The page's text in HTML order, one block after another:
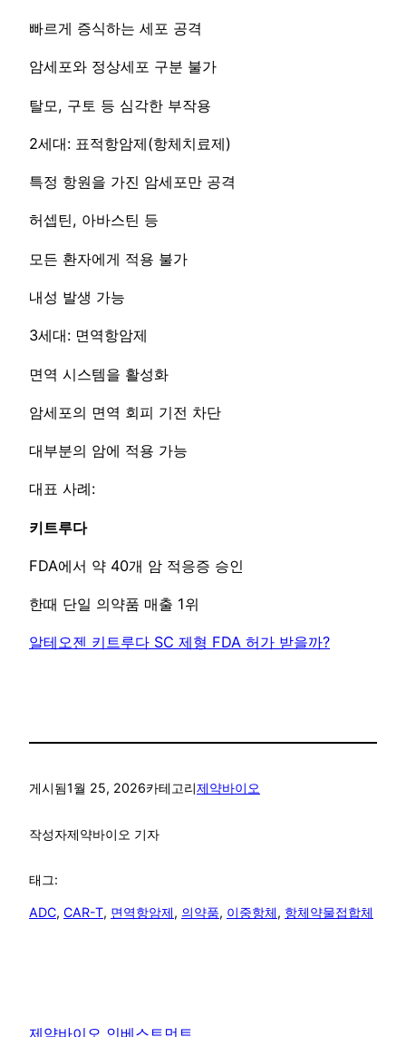
빠르게 증식하는 세포 공격
암세포와 정상세포 구분 불가
탈모, 구토 등 심각한 부작용
2세대: 표적항암제(항체치료제)
특정 항원을 가진 암세포만 공격
허셉틴, 아바스틴 등
모든 환자에게 적용 불가
내성 발생 가능
3세대: 면역항암제
면역 시스템을 활성화
암세포의 면역 회피 기전 차단
대부분의 암에 적용 가능
대표 사례:
키트루다
FDA에서 약 40개 암 적응증 승인
한때 단일 의약품 매출 1위
알테오젠 키트루다 SC 제형 FDA 허가 받을까?
게시됨1월 25, 2026카테고리제약바이오
작성자제약바이오 기자
태그:
ADC, CAR-T, 면역항암제, 의약품, 이중항체, 항체약물접합체
제약바이오 인베스트먼트